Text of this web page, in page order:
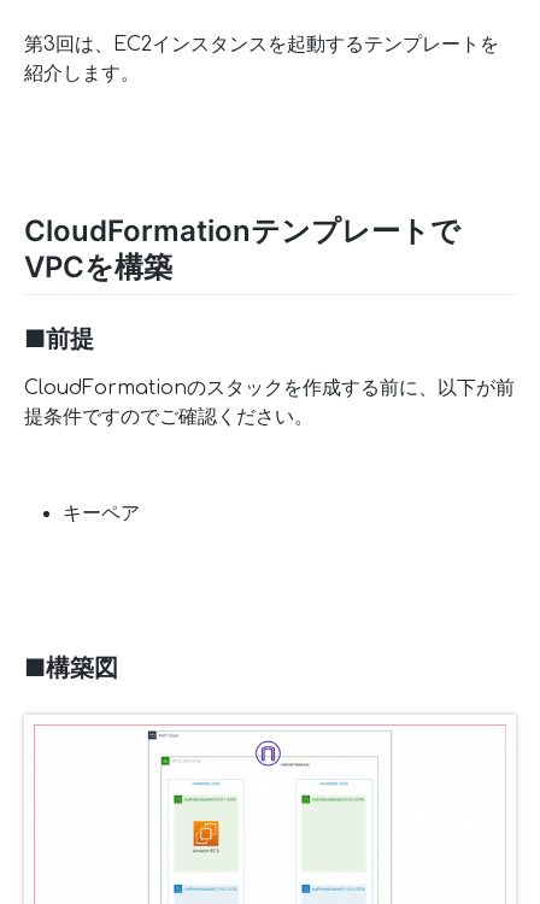
第3回は、EC2インスタンスを起動するテンプレートを
紹介します。
CloudFormationテンプレートで
VPCを構築
■前提
CloudFormationのスタックを作成する前に、以下が前
提条件ですのでご確認ください。
キーペア
■構築図